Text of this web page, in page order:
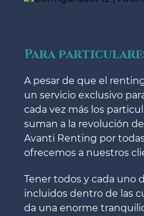
Para
A pesar de que el
un servicio exclusivo
cada vez más los
suman a la revolución
Avanti Renting por
ofrecemos a nuestros
Tener todos y cada uno
incluidos dentro de las
da una enorme